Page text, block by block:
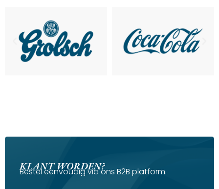
KLANT WORDEN?
Bestel eenvoudig via ons B2B platform.